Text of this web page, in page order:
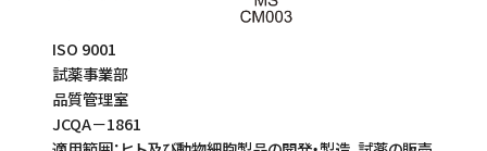
ISO 9001
試薬事業部
品質管理室
JCQA－1861